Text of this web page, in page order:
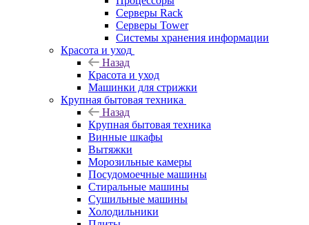
Серверы Rack
Серверы Tower
Системы хранения информации
Красота и уход
Назад
Красота и уход
Машинки для стрижки
Крупная бытовая техника
Назад
Крупная бытовая техника
Винные шкафы
Вытяжки
Морозильные камеры
Посудомоечные машины
Стиральные машины
Сушильные машины
Холодильники